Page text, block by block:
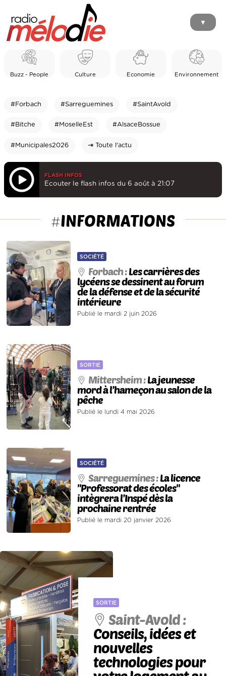
▼
Buzz - People Culture Economie Environnement
#Forbach #Sarreguemines #SaintAvold
#Bitche #MoselleEst #AlsaceBossue
#Municipales2026 ⇥ Toute l'actu
FLASH INFOS
Ecouter le flash infos du 6 août à 21:07
#INFORMATIONS
SOCIÉTÉ
Forbach :Les carrières des
lycéens se dessinent au forum
de la défense et de la sécurité
intérieure
Publié le mardi 2 juin 2026
SORTIE
Mittersheim :La jeunesse
mord à l’hameçon au salon de la
pêche
Publié le lundi 4 mai 2026
SOCIÉTÉ
Sarreguemines :La licence
"Professorat des écoles"
intègrera l’Inspé dès la
prochaine rentrée
Publié le mardi 20 janvier 2026
SORTIE
Saint-Avold :
Conseils, idées et
nouvelles
technologies pour